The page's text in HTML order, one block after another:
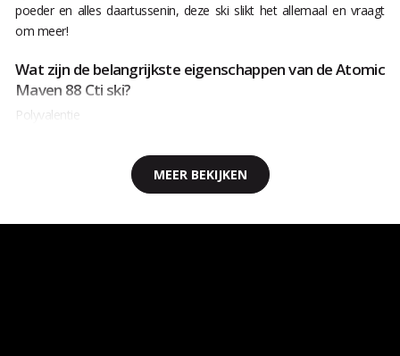
poeder en alles daartussenin, deze ski slikt het allemaal en vraagt
om meer!
Wat zijn de belangrijkste eigenschappen van de Atomic
Maven 88 Cti ski?
Polyvalentie
MEER BEKIJKEN